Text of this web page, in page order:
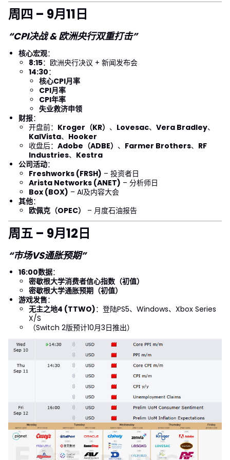
周四 – 9月11日
“CPI决战 & 欧洲央行双重打击”
核心宏观：
8:15：欧洲央行决议 + 新闻发布会
14:30：
核心CPI月率
CPI月率
CPI年率
失业救济申领
财报：
开盘前： Kroger（KR） 、 Lovesac、 Vera Bradley、
KalVista、 Hooker
收盘后： Adobe（ADBE） 、 Farmer Brothers、 RF
Industries、 Kestra
公司活动：
Freshworks (FRSH) – 投资者日
Arista Networks (ANET) – 分析师日
Box (BOX) – AI及内容大会
其他：
欧佩克（OPEC）
– 月度石油报告
周五 – 9月12日
“市场VS通胀预期”
16:00数据：
密歇根大学消费者信心指数（初值）
密歇根大学通胀预期（初值）
游戏发售：
无主之地4 (TTWO)：登陆PS5、Windows、Xbox Series
X/S
（Switch 2版预计10月3日推出）